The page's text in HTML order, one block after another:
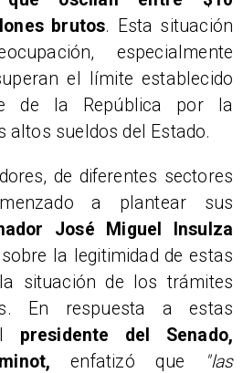
brutos. Esta situación
especialmente
el límite establecido
de la República por la
altos sueldos del Estado.
de diferentes sectores
a plantear sus
José Miguel Insulza
la legitimidad de estas
situación de los trámites
En respuesta a estas
presidente del Senado,
enfatizó que
"las